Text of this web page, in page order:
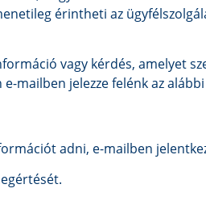
TERVEZÉS
követően szoftveresen
meg a panelek elhelyezését,
érintheti az
vagy kérdés, amelyet
mailben jelezze felénk az
adni, e-mailben